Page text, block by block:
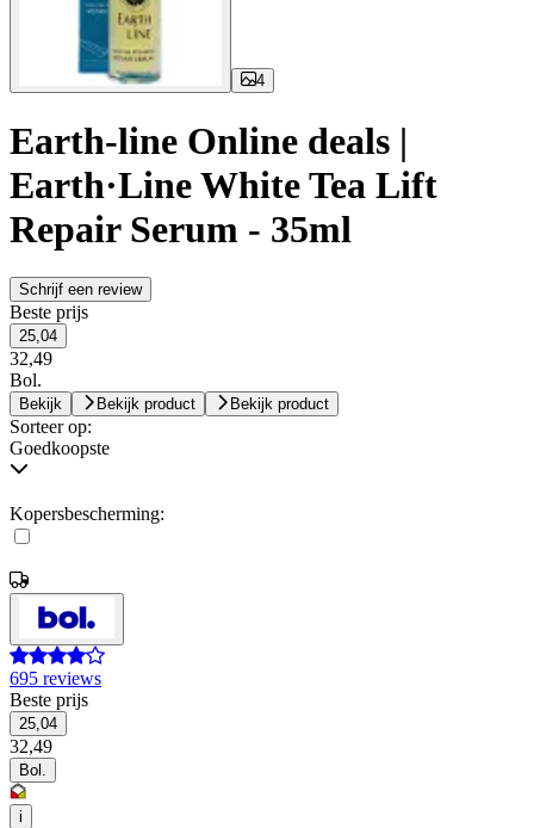
4
Earth-line Online deals |
Earth·Line White Tea Lift
Repair Serum - 35ml
Schrijf een review
Beste prijs
25,04
32,49
Bol.
Bekijk Bekijk product Bekijk product
Sorteer op:
Goedkoopste
Kopersbescherming:
695 reviews
Beste prijs
25,04
32,49
Bol.
i